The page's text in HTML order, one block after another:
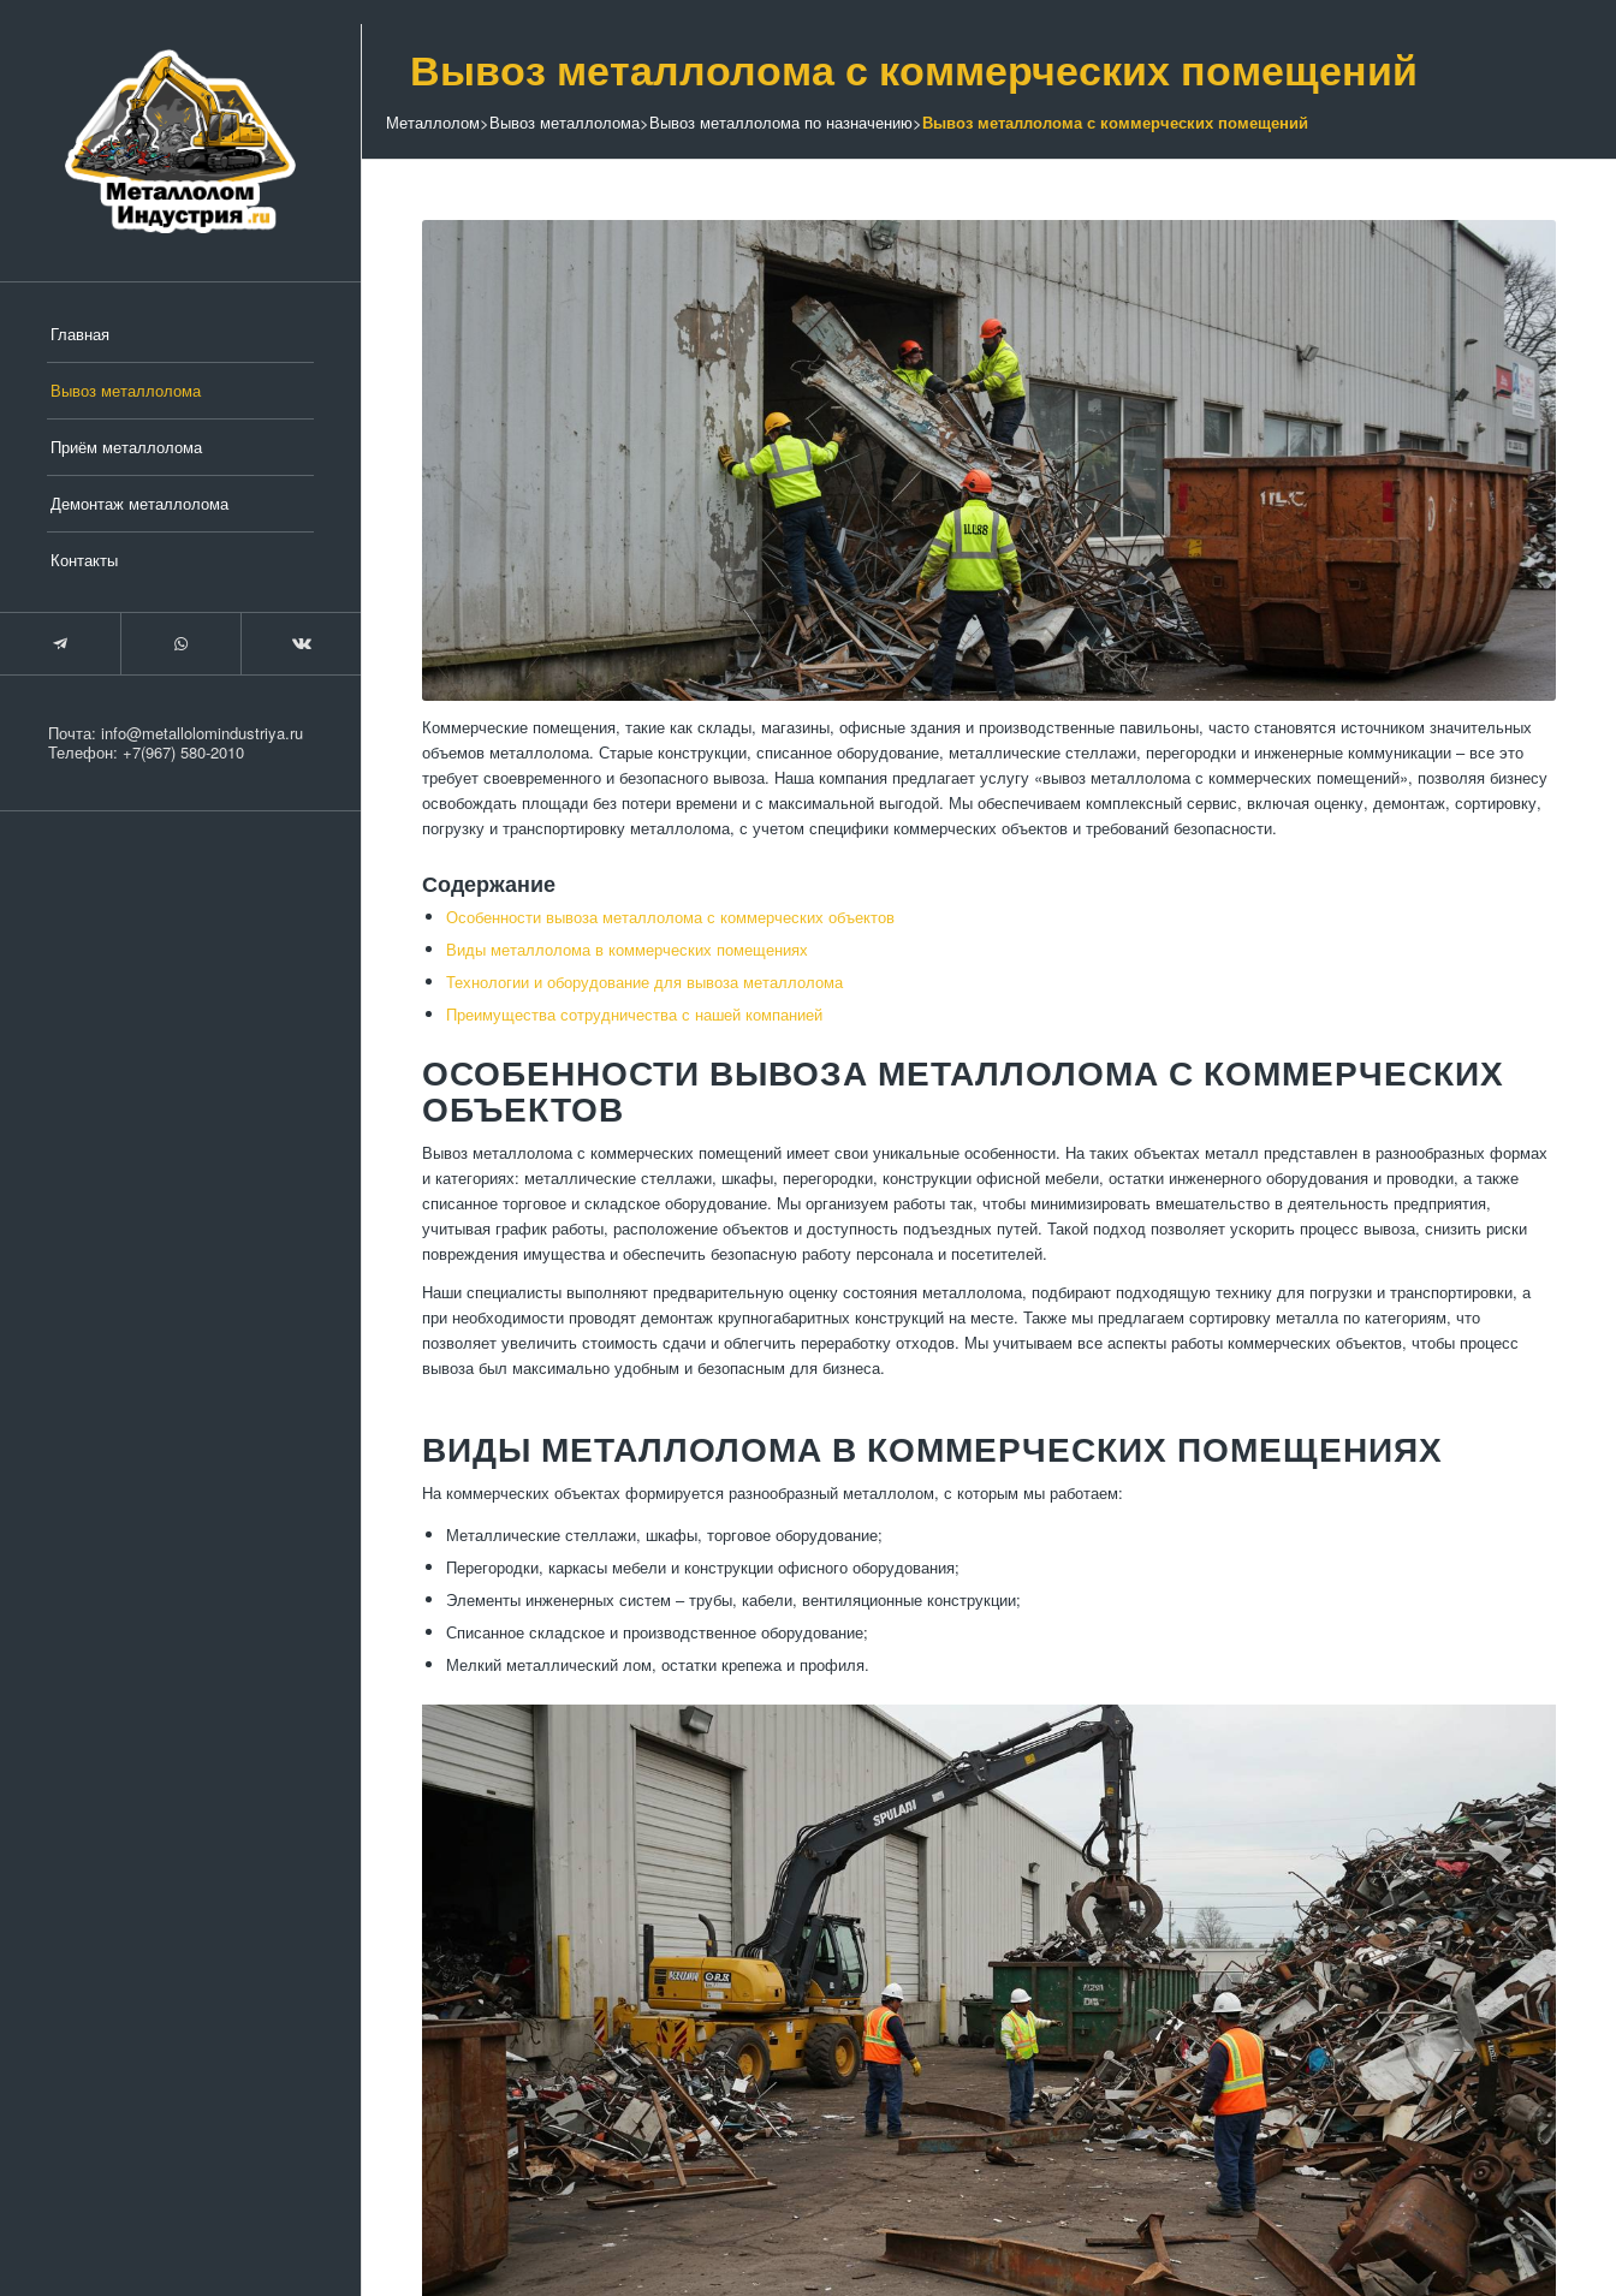
Главная
Вывоз металлолома
Приём металлолома
Демонтаж металлолома
Контакты
Почта: info@metallolomindustriya.ru
Телефон: +7(967) 580-2010
Вывоз металлолома с коммерческих помещений
Металлолом>Вывоз металлолома>Вывоз металлолома по назначению>Вывоз металлолома с коммерческих помещений
Коммерческие помещения, такие как склады, магазины, офисные здания и производственные павильоны, часто становятся источником значительных
объемов металлолома. Старые конструкции, списанное оборудование, металлические стеллажи, перегородки и инженерные коммуникации – все это
требует своевременного и безопасного вывоза. Наша компания предлагает услугу «вывоз металлолома с коммерческих помещений», позволяя бизнесу
освобождать площади без потери времени и с максимальной выгодой. Мы обеспечиваем комплексный сервис, включая оценку, демонтаж, сортировку,
погрузку и транспортировку металлолома, с учетом специфики коммерческих объектов и требований безопасности.
Содержание
Особенности вывоза металлолома с коммерческих объектов
Виды металлолома в коммерческих помещениях
Технологии и оборудование для вывоза металлолома
Преимущества сотрудничества с нашей компанией
ОСОБЕННОСТИ ВЫВОЗА МЕТАЛЛОЛОМА С КОММЕРЧЕСКИХ
ОБЪЕКТОВ
Вывоз металлолома с коммерческих помещений имеет свои уникальные особенности. На таких объектах металл представлен в разнообразных формах
и категориях: металлические стеллажи, шкафы, перегородки, конструкции офисной мебели, остатки инженерного оборудования и проводки, а также
списанное торговое и складское оборудование. Мы организуем работы так, чтобы минимизировать вмешательство в деятельность предприятия,
учитывая график работы, расположение объектов и доступность подъездных путей. Такой подход позволяет ускорить процесс вывоза, снизить риски
повреждения имущества и обеспечить безопасную работу персонала и посетителей.
Наши специалисты выполняют предварительную оценку состояния металлолома, подбирают подходящую технику для погрузки и транспортировки, а
при необходимости проводят демонтаж крупногабаритных конструкций на месте. Также мы предлагаем сортировку металла по категориям, что
позволяет увеличить стоимость сдачи и облегчить переработку отходов. Мы учитываем все аспекты работы коммерческих объектов, чтобы процесс
вывоза был максимально удобным и безопасным для бизнеса.
ВИДЫ МЕТАЛЛОЛОМА В КОММЕРЧЕСКИХ ПОМЕЩЕНИЯХ
На коммерческих объектах формируется разнообразный металлолом, с которым мы работаем:
Металлические стеллажи, шкафы, торговое оборудование;
Перегородки, каркасы мебели и конструкции офисного оборудования;
Элементы инженерных систем – трубы, кабели, вентиляционные конструкции;
Списанное складское и производственное оборудование;
Мелкий металлический лом, остатки крепежа и профиля.